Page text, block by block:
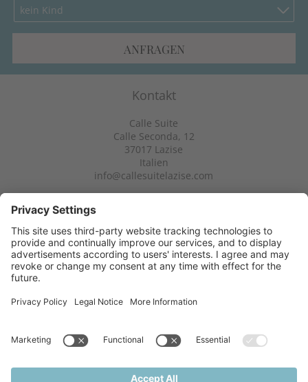
kein Kind
ANFRAGEN
Kontakt
Calle Suite
Calle Seconda, 12
37017 Lazise
Italien
info@callesuitelazise.com
Newsletter
Sitemap
Datenschutzerklärung